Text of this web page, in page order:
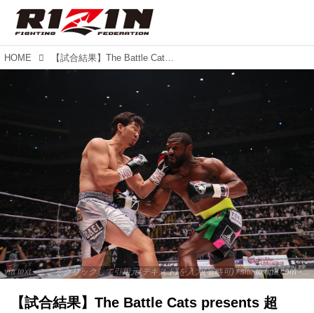
HOME 【試合結果】The Battle Cats presents 超RIZIN 第4試合／フロイド・メイウェザー vs. 朝倉未来
via text - ここをクリックして引用元(テキスト)を入力(省略可) / site.to.link.com - ここをクリックして引用元を入力(省略可)
【試合結果】The Battle Cats presents 超